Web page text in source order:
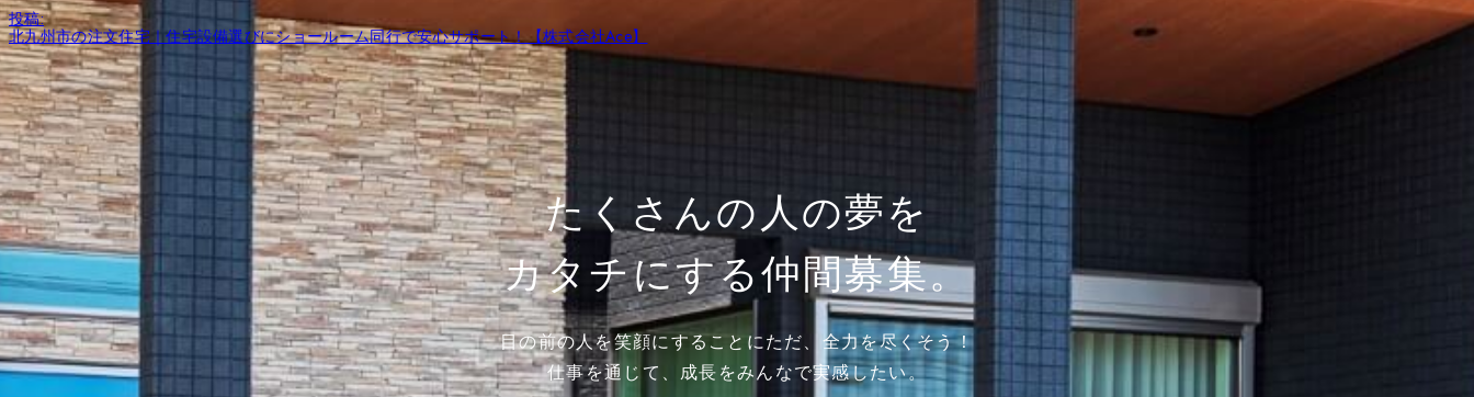
投
稿
ナ
ビ
ゲ
ー
シ
ョ
ン
投稿:
北九州市の注文住宅｜住宅設備選びにショールーム同行で安心サポート！【株式会社Ace】
たくさんの人の夢を
カタチにする仲間募集。
目の前の人を笑顔にすることにただ、全力を尽くそう！
仕事を通じて、成長をみんなで実感したい。